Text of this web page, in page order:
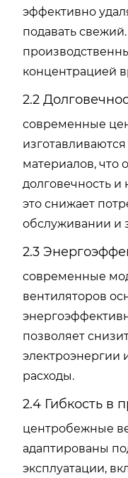
эффективно
подавать
концентрацией
2.2
современные
материалов, что
долговечность и
это снижает
обслуживании и
2.3
современные
вентиляторов
позволяет
электроэнергии
расходы.
2.4 Гибкость в
центробежные
адаптированы
эксплуатации,